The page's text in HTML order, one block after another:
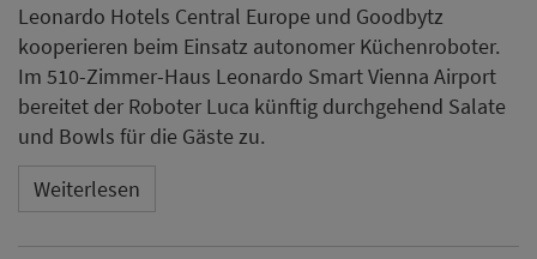
Leonardo Hotels Central Europe und Goodbytz
kooperieren beim Einsatz autonomer Küchenroboter.
Im 510-Zimmer-Haus Leonardo Smart Vienna Airport
bereitet der Roboter Luca künftig durchgehend Salate
und Bowls für die Gäste zu.
Weiterlesen